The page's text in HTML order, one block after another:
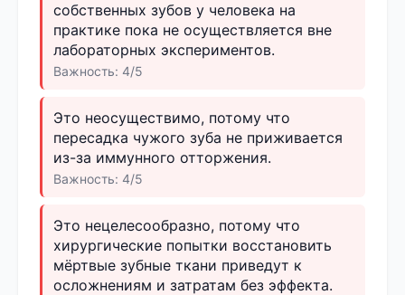
собственных зубов у человека на
практике пока не осуществляется вне
лабораторных экспериментов.
Важность: 4/5
Это неосуществимо, потому что
пересадка чужого зуба не приживается
из-за иммунного отторжения.
Важность: 4/5
Это нецелесообразно, потому что
хирургические попытки восстановить
мёртвые зубные ткани приведут к
осложнениям и затратам без эффекта.